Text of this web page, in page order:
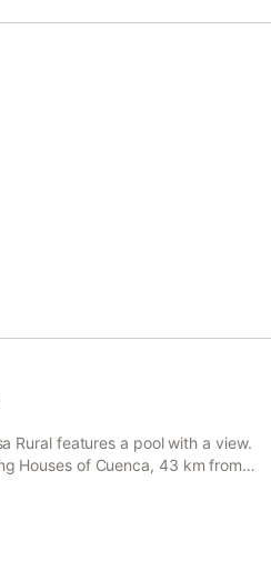
Rural features a pool with a view.
Houses of Cuenca, 43 km from
de Gracia's Cathedral.